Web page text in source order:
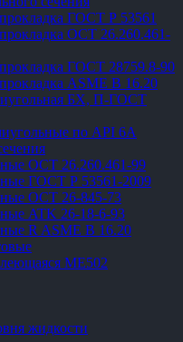
ГОСТ Р 53561
ОСТ 26.260.461-
ГОСТ 28759.8-90
ASME B 16.20
БХ, П-ГОСТ
по API 6A
ОСТ 26.260.461-99
ГОСТ Р 53561-2009
ОСТ 26-845-73
ATK 26-18-6-93
R ASME B 16.20
ME502
жидкости